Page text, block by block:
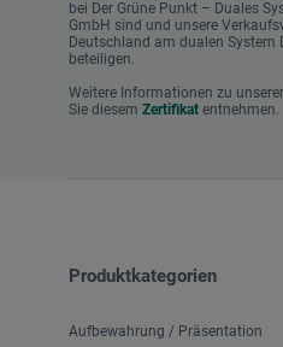
Lübbe
Midas Verlag
Pattloch Verlag
Suhrkamp Verlag
bei Der Grüne Punkt – Duales
GmbH sind und unsere
Deutschland am dualen System
beteiligen.
Weitere Informationen zu
Sie diesem Zertifikat entnehmen.
Produktkategorien
Aufbewahrung / Präsentation